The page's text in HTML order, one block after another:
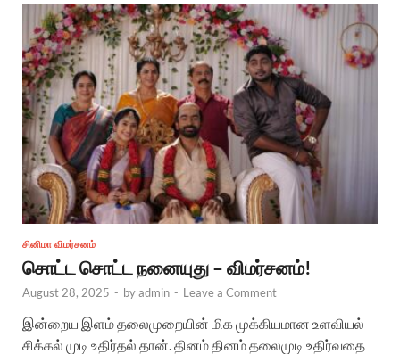
சினிமா விமர்சனம்
சொட்ட சொட்ட நனையுது – விமர்சனம்!
August 28, 2025 - byadmin - Leave a Comment
இன்றைய இளம் தலைமுறையின் மிக முக்கியமான உளவியல்
சிக்கல் முடி உதிர்தல் தான். தினம் தினம் தலைமுடி உதிர்வதை